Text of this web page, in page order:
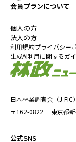
日本林業調査会（J-FIC）
〒162-0822
東京都
公式SNS
会員プランについて
個人の方
法人の方
利用規約プライバシー
生成AI利用に関するガ